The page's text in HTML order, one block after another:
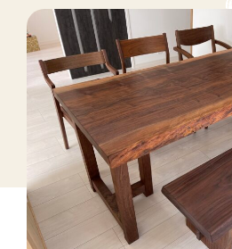
事例紹介
オーダーの流れ
お手入れ方法
店舗・アクセス
お問合せ